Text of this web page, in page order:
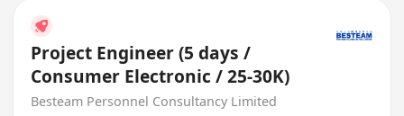
Project Engineer (5 days /
Consumer Electronic / 25-30K)
Besteam Personnel Consultancy Limited